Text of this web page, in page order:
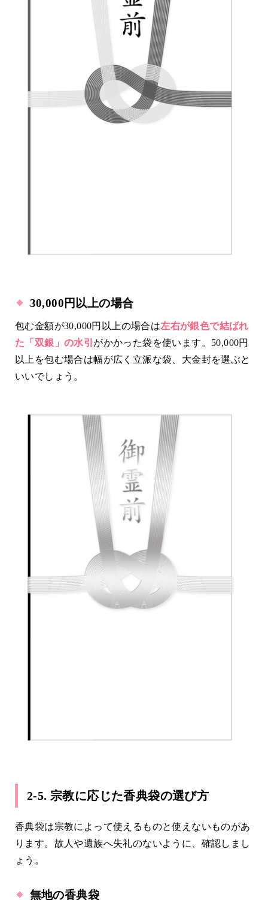
30,000円以上の場合
包む金額が30,000円以上の場合は左右が銀色で結ばれ
た「双銀」の水引 がかかった袋を使います。50,000円
以上を包む場合は幅が広く立派な袋、大金封を選ぶと
いいでしょう。
2-5. 宗教に応じた香典袋の選び方
香典袋は宗教によって使えるものと使えないものがあ
ります。故人や遺族へ失礼のないように、確認しまし
ょう。
無地の香典袋